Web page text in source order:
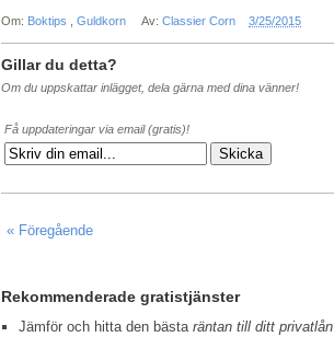
Om: Boktips Guldkorn Av:Classier Corn 3/25/2015
Gillar du detta?
Om du uppskattar inlägget, dela gärna med dina vänner!
Få uppdateringar via email (gratis)!
« Föregående
Rekommenderade gratistjänster
Jämför och hitta den bästaräntan till ditt privatlån